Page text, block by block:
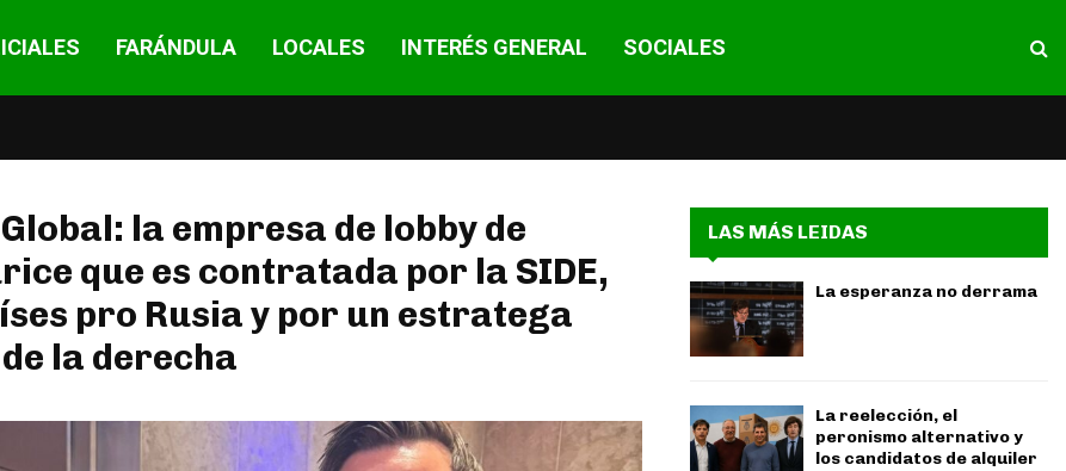
FARÁNDULA LOCALES INTERÉS GENERAL SOCIALES
la empresa de lobby de
que es contratada por la SIDE,
pro Rusia y por un estratega
la derecha
LAS MÁS LEIDAS
La esperanza no derrama
La reelección, el
peronismo alternativo y
los candidatos de alquiler